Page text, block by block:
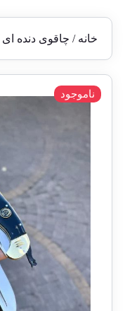
خانه / چاقوی دنده ای
ناموجود